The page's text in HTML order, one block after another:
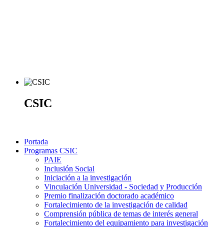
CSIC
Portada
Programas CSIC
PAIE
Inclusión Social
Iniciación a la investigación
Vinculación Universidad - Sociedad y Producción
Premio finalización doctorado académico
Fortalecimiento de la investigación de calidad
Comprensión pública de temas de interés general
Fortalecimiento del equipamiento para investigación